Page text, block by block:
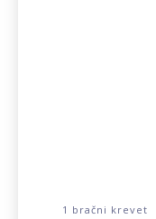
1 bračni krevet